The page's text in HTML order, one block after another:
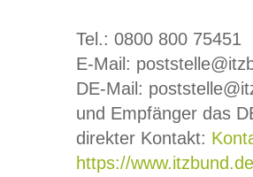
Tel.: 0800 800 75451
E-Mail:
DE-Mail:
und Empfänger das
direkter Kontakt:
https://